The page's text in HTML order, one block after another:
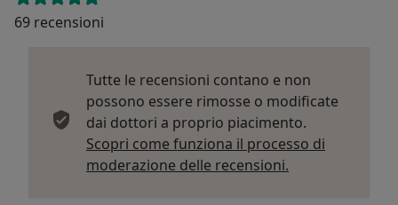
69 recensioni
Tutte le recensioni contano e non
possono essere rimosse o modificate
dai dottori a proprio piacimento.
Scopri come funziona il processo di
moderazione delle recensioni.